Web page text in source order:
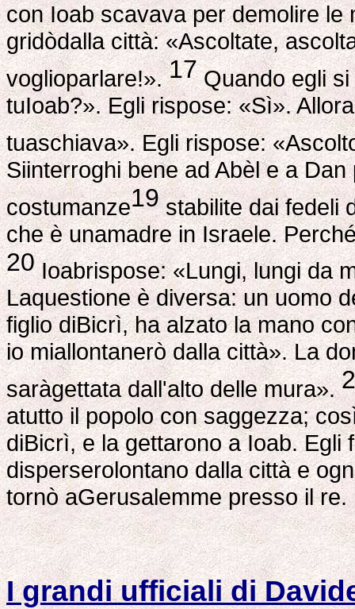
con Ioab scavava per demolire le
gridòdalla città: «Ascoltate,
voglioparlare!».17Quando egli si
tuIoab?». Egli rispose: «Sì».
tuaschiava». Egli rispose:
Siinterroghi bene ad Abèl e a
costumanze19 stabilite dai fedeli
che è unamadre in Israele.
20 Ioabrispose: «Lungi, lungi da
Laquestione è diversa: un uomo
figlio diBicrì, ha alzato la mano
io miallontanerò dalla città». La
saràgettata dall'alto delle mura».
atutto il popolo con saggezza;
diBicrì, e la gettarono a Ioab. Egli
disperserolontano dalla città e
tornò aGerusalemme presso il re.
I grandi ufficiali di